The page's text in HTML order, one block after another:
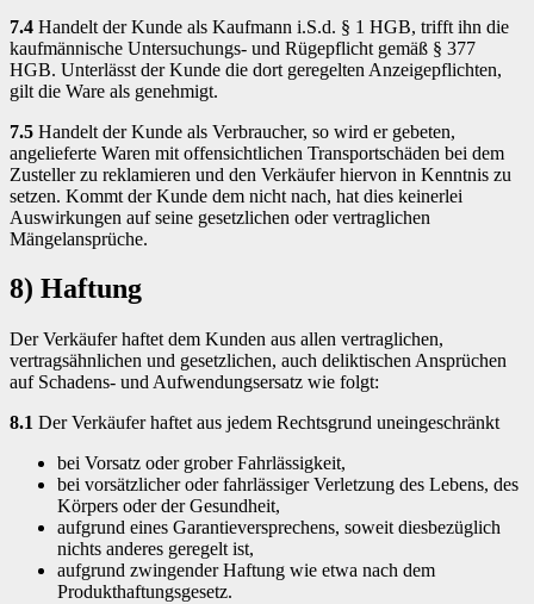
7.4 Handelt der Kunde als Kaufmann i.S.d. § 1 HGB, trifft ihn die
kaufmännische Untersuchungs- und Rügepflicht gemäß § 377
HGB. Unterlässt der Kunde die dort geregelten Anzeigepflichten,
gilt die Ware als genehmigt.
7.5 Handelt der Kunde als Verbraucher, so wird er gebeten,
angelieferte Waren mit offensichtlichen Transportschäden bei dem
Zusteller zu reklamieren und den Verkäufer hiervon in Kenntnis zu
setzen. Kommt der Kunde dem nicht nach, hat dies keinerlei
Auswirkungen auf seine gesetzlichen oder vertraglichen
Mängelansprüche.
8) Haftung
Der Verkäufer haftet dem Kunden aus allen vertraglichen,
vertragsähnlichen und gesetzlichen, auch deliktischen Ansprüchen
auf Schadens- und Aufwendungsersatz wie folgt:
8.1 Der Verkäufer haftet aus jedem Rechtsgrund uneingeschränkt
bei Vorsatz oder grober Fahrlässigkeit,
bei vorsätzlicher oder fahrlässiger Verletzung des Lebens, des
Körpers oder der Gesundheit,
aufgrund eines Garantieversprechens, soweit diesbezüglich
nichts anderes geregelt ist,
aufgrund zwingender Haftung wie etwa nach dem
Produkthaftungsgesetz.